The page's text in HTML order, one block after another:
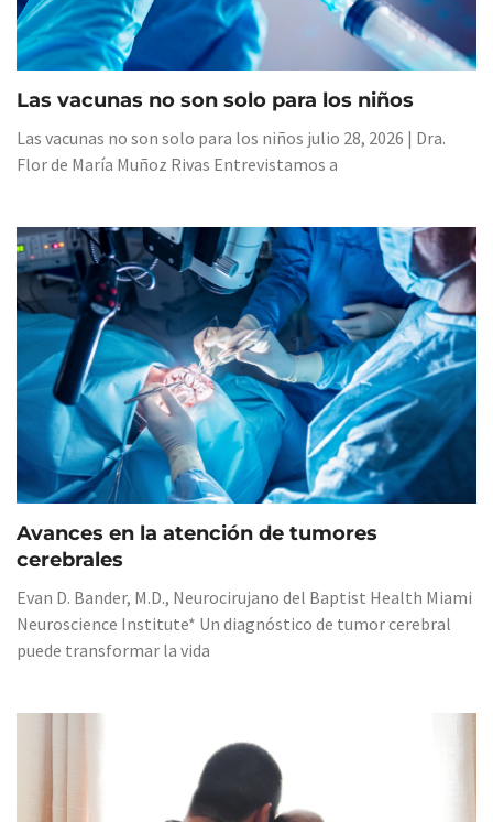
Las vacunas no son solo para los niños
Las vacunas no son solo para los niños julio 28, 2026 | Dra.
Flor de María Muñoz Rivas Entrevistamos a
Avances en la atención de tumores
cerebrales
Evan D. Bander, M.D., Neurocirujano del Baptist Health Miami
Neuroscience Institute* Un diagnóstico de tumor cerebral
puede transformar la vida